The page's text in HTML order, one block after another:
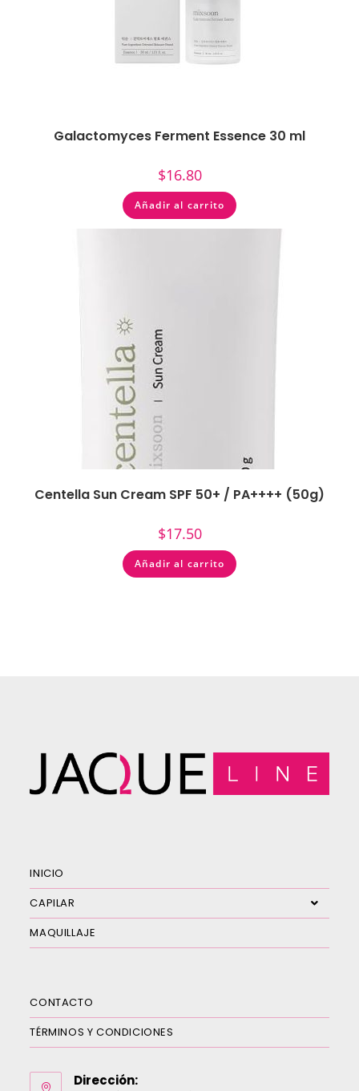
Galactomyces Ferment Essence 30 ml
$16.80
Añadir al carrito
Centella Sun Cream SPF 50+ / PA++++ (50g)
$17.50
Añadir al carrito
INICIO
CAPILAR
MAQUILLAJE
CONTACTO
TÉRMINOS Y CONDICIONES
Dirección: